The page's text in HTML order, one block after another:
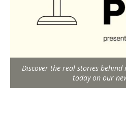
Discover the real stories behind
today on our